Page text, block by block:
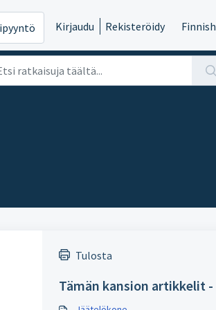
Kirjaudu Rekisteröidy Finnish
Tulosta
Tämän kansion artikkelit -